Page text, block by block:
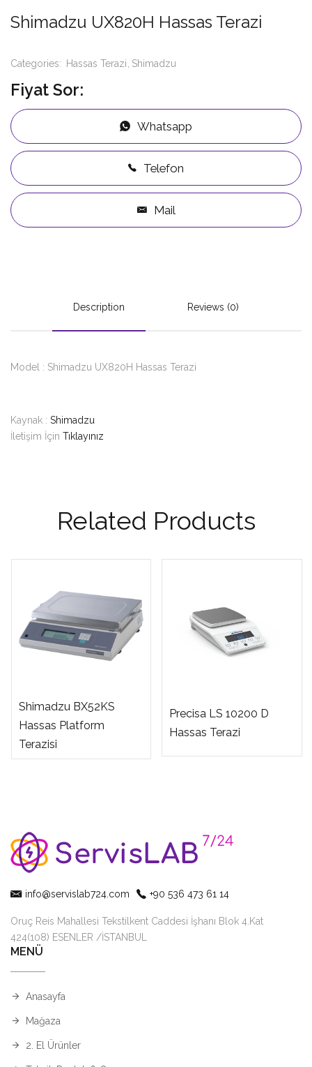
Shimadzu UX820H Hassas Terazi
Categories: Hassas Terazi Shimadzu
Fiyat Sor:
Whatsapp
Telefon
Mail
Description Reviews (0)
Model : Shimadzu UX820H Hassas Terazi
Kaynak : Shimadzu
İletişim İçin Tıklayınız
Related Products
Shimadzu BX52KS
Hassas Platform
Terazisi
Precisa LS 10200 D
Hassas Terazi
info@servislab724.com +90 536 473 61 14
Oruç Reis Mahallesi Tekstilkent Caddesi İşhanı Blok 4.Kat
424(108) ESENLER /İSTANBUL
MENÜ
Anasayfa
Mağaza
2. El Ürünler